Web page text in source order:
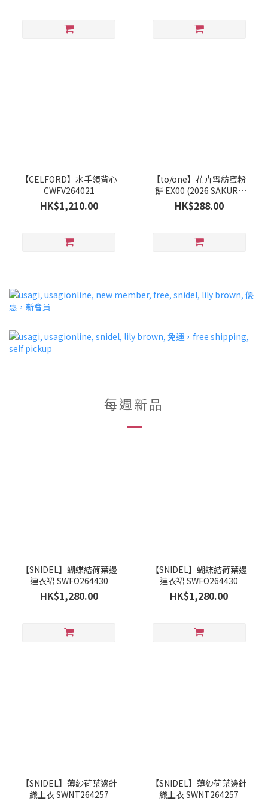
【CELFORD】水手領背心
CWFV264021
HK$1,210.00
【to/one】花卉雪紡蜜粉
餅 EX00 (2026 SAKURA
Collection)
HK$288.00
每週新品
【SNIDEL】蝴蝶結荷葉邊
連衣裙 SWFO264430
HK$1,280.00
【SNIDEL】蝴蝶結荷葉邊
連衣裙 SWFO264430
HK$1,280.00
【SNIDEL】薄紗荷葉邊針
織上衣 SWNT264257
【SNIDEL】薄紗荷葉邊針
織上衣 SWNT264257